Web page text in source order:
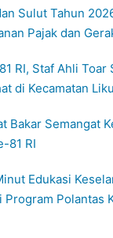
Sulut Tahun
Pajak dan
RI, Staf Ahli Toar
di Kecamatan
Bakar Semangat
81 RI
Edukasi
Program Polantas